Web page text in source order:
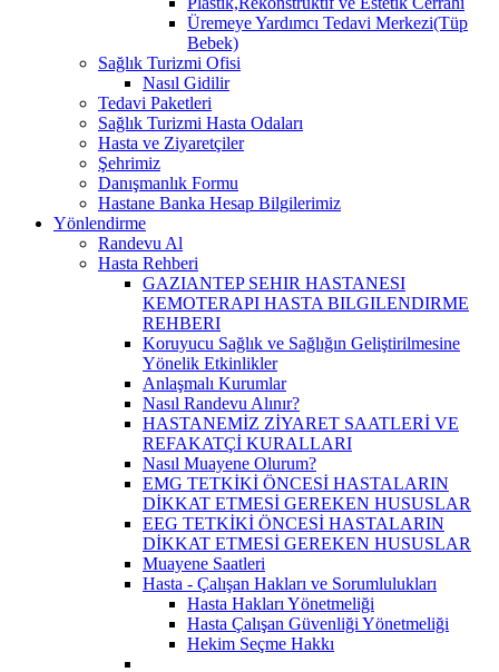
Üremeye Yardımcı Tedavi Merkezi(Tüp
Bebek)
Sağlık Turizmi Ofisi
Nasıl Gidilir
Tedavi Paketleri
Sağlık Turizmi Hasta Odaları
Hasta ve Ziyaretçiler
Şehrimiz
Danışmanlık Formu
Hastane Banka Hesap Bilgilerimiz
Yönlendirme
Randevu Al
Hasta Rehberi
GAZIANTEP SEHIR HASTANESI
KEMOTERAPI HASTA BILGILENDIRME
REHBERI
Koruyucu Sağlık ve Sağlığın Geliştirilmesine
Yönelik Etkinlikler
Anlaşmalı Kurumlar
Nasıl Randevu Alınır?
HASTANEMİZ ZİYARET SAATLERİ VE
REFAKATÇİ KURALLARI
Nasıl Muayene Olurum?
EMG TETKİKİ ÖNCESİ HASTALARIN
DİKKAT ETMESİ GEREKEN HUSUSLAR
EEG TETKİKİ ÖNCESİ HASTALARIN
DİKKAT ETMESİ GEREKEN HUSUSLAR
Muayene Saatleri
Hasta - Çalışan Hakları ve Sorumlulukları
Hasta Hakları Yönetmeliği
Hasta Çalışan Güvenliği Yönetmeliği
Hekim Seçme Hakkı